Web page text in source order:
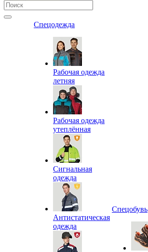
Спецодежда
Рабочая одежда
летняя
Рабочая одежда
утеплённая
Сигнальная
одежда
Антистатическая
одежда
Спецобувь